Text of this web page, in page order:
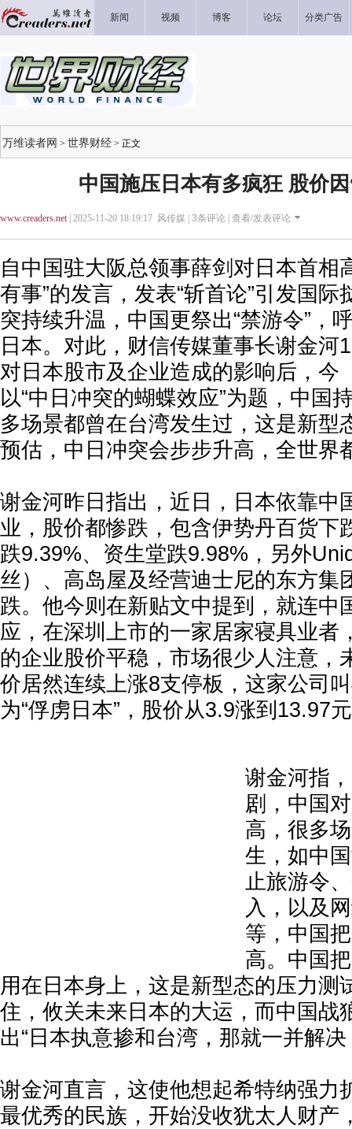
新闻 视频 博客 论坛 分类广告
万维读者网 > 世界财经 > 正文
中国施压日本有多疯狂 股价
www.creaders.net| 2025-11-20 18:19:17 风传媒 | 3条评论 | 查看/发表评论
自中国驻大阪总领事薛剑对日本首相
有事”的发言，发表“斩首论”引发国
突持续升温，中国更祭出“禁游令”，
日本。对此，财信传媒董事长谢金河
对日本股市及企业造成的影响后，今
以“中日冲突的蝴蝶效应”为题，中国
多场景都曾在台湾发生过，这是新型
预估，中日冲突会步步升高，全世界
谢金河昨日指出，近日，日本依靠中
业，股价都惨跌，包含伊势丹百货下
跌9.39%、资生堂跌9.98%，另外
丝）、高岛屋及经营迪士尼的东方集
跌。他今则在新贴文中提到，就连中
应，在深圳上市的一家居家寝具业者
的企业股价平稳，市场很少人注意，
价居然连续上涨8支停板，这家公司
为“俘虏日本”，股价从3.9涨到13.97
谢金河指
剧，中国
高，很多
生，如中
止旅游令
入，以及
等，中国
高。中国
用在日本身上，这是新型态的压力测
住，攸关未来日本的大运，而中国战
出“日本执意掺和台湾，那就一并解决
谢金河直言，这使他想起希特纳强力
最优秀的民族，开始没收犹太人财产